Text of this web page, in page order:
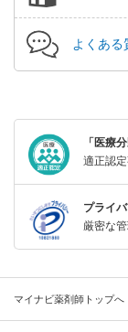
よくある
「医療
適正認
プライ
厳密な
マイナビ薬剤師トップへ